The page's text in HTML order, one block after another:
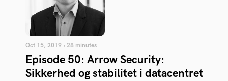
Oct 15, 2019 • 28 minutes
Episode 50: Arrow Security:
Sikkerhed og stabilitet i datacentret